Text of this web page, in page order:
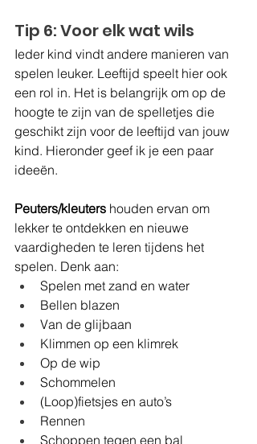
Tip 6: Voor elk wat wils
Ieder kind vindt andere manieren van
spelen leuker. Leeftijd speelt hier ook
een rol in. Het is belangrijk om op de
hoogte te zijn van de spelletjes die
geschikt zijn voor de leeftijd van jouw
kind. Hieronder geef ik je een paar
ideeën.
Peuters/kleuters houden ervan om
lekker te ontdekken en nieuwe
vaardigheden te leren tijdens het
spelen. Denk aan:
Spelen met zand en water
Bellen blazen
Van de glijbaan
Klimmen op een klimrek
Op de wip
Schommelen
(Loop)fietsjes en auto’s
Rennen
Schoppen tegen een bal